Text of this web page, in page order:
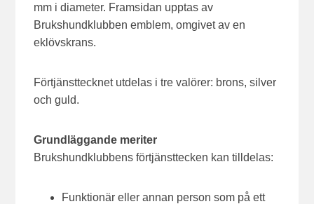
mm i diameter. Framsidan upptas av
Brukshundklubben emblem, omgivet av en
eklövskrans.
Förtjänsttecknet utdelas i tre valörer: brons, silver
och guld.
Grundläggande meriter
Brukshundklubbens förtjänsttecken kan tilldelas:
Funktionär eller annan person som på ett